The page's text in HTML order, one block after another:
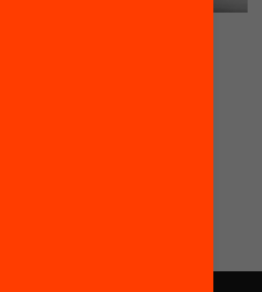
del programa